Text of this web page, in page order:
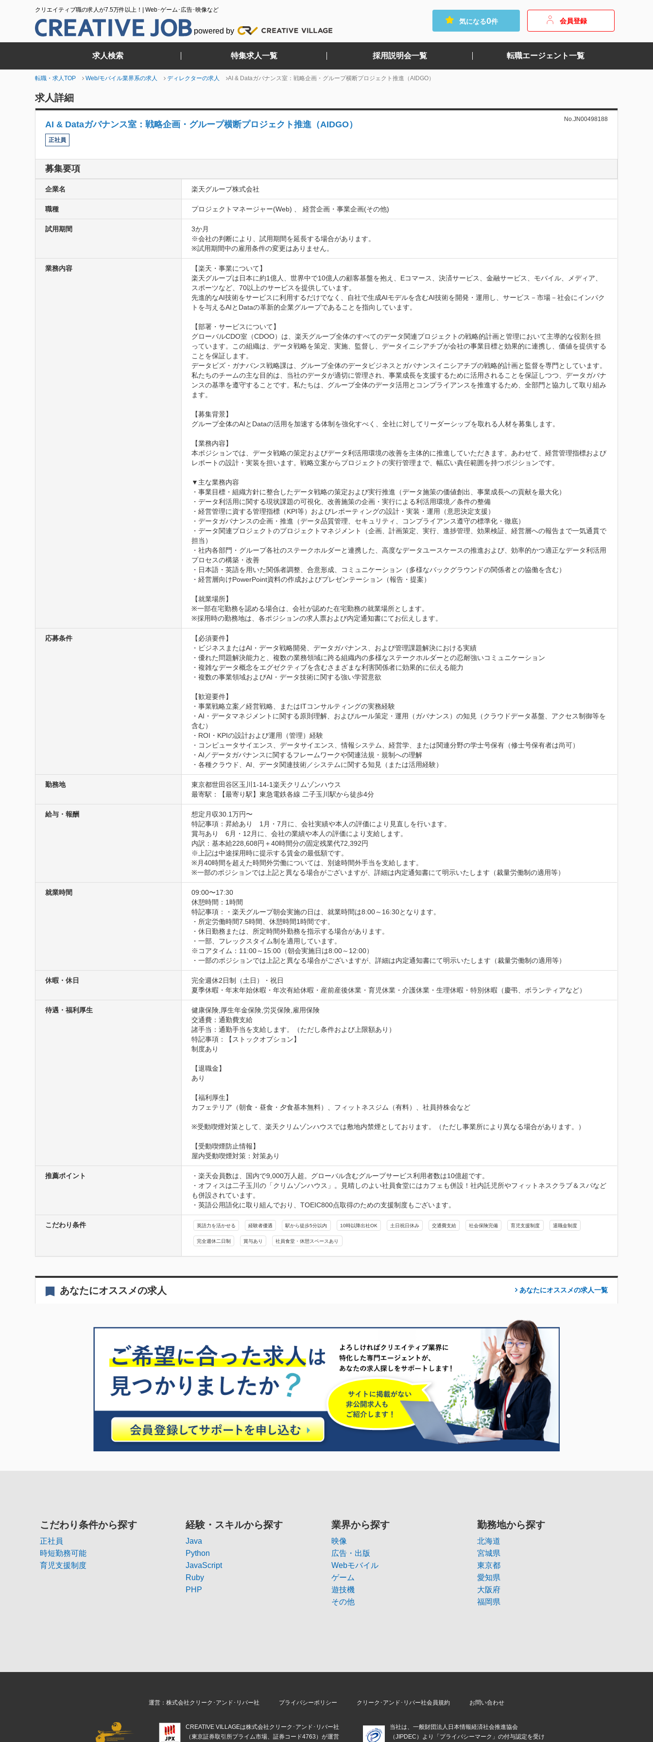
クリエイティブ職の求人が7.5万件以上！| Web･ゲーム･広告･映像など
powered by
気になる0件 会員登録
求人検索 特集求人一覧 採用説明会一覧 転職エージェント一覧
転職・求人TOP Web/モバイル業界系の求人 ディレクターの求人 AI & Dataガバナンス室：戦略企画・グループ横断プロジェクト推進（AIDGO）
求人詳細
AI & Dataガバナンス室：戦略企画・グループ横断プロジェクト推進（AIDGO）
No.JN00498188
正社員
募集要項
企業名 楽天グループ株式会社
職種 プロジェクトマネージャー(Web) 、 経営企画・事業企画(その他)
試用期間
3か月
※会社の判断により、試用期間を延長する場合があります。
※試用期間中の雇用条件の変更はありません。
業務内容
【楽天・事業について】
楽天グループは日本に約1億人、世界中で10億人の顧客基盤を抱え、Eコマース、決済サービス、金融サービス、モバイル、メディア、
スポーツなど、70以上のサービスを提供しています。
先進的なAI技術をサービスに利用するだけでなく、自社で生成AIモデルを含むAI技術を開発・運用し、サービス－市場－社会にインパク
トを与えるAIとDataの革新的企業グループであることを指向しています。
【部署・サービスについて】
グローバルCDO室（CDOO）は、楽天グループ全体のすべてのデータ関連プロジェクトの戦略的計画と管理において主導的な役割を担
っています。この組織は、データ戦略を策定、実施、監督し、データイニシアチブが会社の事業目標と効果的に連携し、価値を提供する
ことを保証します。
データビズ・ガナバンス戦略課は、グループ全体のデータビジネスとガバナンスイニシアチブの戦略的計画と監督を専門としています。
私たちのチームの主な目的は、当社のデータが適切に管理され、事業成長を支援するために活用されることを保証しつつ、データガバナ
ンスの基準を遵守することです。私たちは、グループ全体のデータ活用とコンプライアンスを推進するため、全部門と協力して取り組み
ます。
【募集背景】
グループ全体のAIとDataの活用を加速する体制を強化すべく、全社に対してリーダーシップを取れる人材を募集します。
【業務内容】
本ポジションでは、データ戦略の策定およびデータ利活用環境の改善を主体的に推進していただきます。あわせて、経営管理指標および
レポートの設計・実装を担います。戦略立案からプロジェクトの実行管理まで、幅広い責任範囲を持つポジションです。
▼主な業務内容
・事業目標・組織方針に整合したデータ戦略の策定および実行推進（データ施策の価値創出、事業成長への貢献を最大化）
・データ利活用に関する現状課題の可視化、改善施策の企画・実行による利活用環境／条件の整備
・経営管理に資する管理指標（KPI等）およびレポーティングの設計・実装・運用（意思決定支援）
・データガバナンスの企画・推進（データ品質管理、セキュリティ、コンプライアンス遵守の標準化・徹底）
・データ関連プロジェクトのプロジェクトマネジメント（企画、計画策定、実行、進捗管理、効果検証、経営層への報告まで一気通貫で
担当）
・社内各部門・グループ各社のステークホルダーと連携した、高度なデータユースケースの推進および、効率的かつ適正なデータ利活用
プロセスの構築・改善
・日本語・英語を用いた関係者調整、合意形成、コミュニケーション（多様なバックグラウンドの関係者との協働を含む）
・経営層向けPowerPoint資料の作成およびプレゼンテーション（報告・提案）
【就業場所】
※一部在宅勤務を認める場合は、会社が認めた在宅勤務の就業場所とします。
※採用時の勤務地は、各ポジションの求人票および内定通知書にてお伝えします。
応募条件
【必須要件】
・ビジネスまたはAI・データ戦略開発、データガバナンス、および管理課題解決における実績
・優れた問題解決能力と、複数の業務領域に跨る組織内の多様なステークホルダーとの忍耐強いコミュニケーション
・複雑なデータ概念をエグゼクティブを含むさまざまな利害関係者に効果的に伝える能力
・複数の事業領域およびAI・データ技術に関する強い学習意欲
【歓迎要件】
・事業戦略立案／経営戦略、またはITコンサルティングの実務経験
・AI・データマネジメントに関する原則理解、およびルール策定・運用（ガバナンス）の知見（クラウドデータ基盤、アクセス制御等を
含む）
・ROI・KPIの設計および運用（管理）経験
・コンピュータサイエンス、データサイエンス、情報システム、経営学、または関連分野の学士号保有（修士号保有者は尚可）
・AI／データガバナンスに関するフレームワークや関連法規・規制への理解
・各種クラウド、AI、データ関連技術／システムに関する知見（または活用経験）
勤務地
東京都世田谷区玉川1-14-1楽天クリムゾンハウス
最寄駅：【最寄り駅】東急電鉄各線 二子玉川駅から徒歩4分
給与・報酬
想定月収30.1万円〜
特記事項：昇給あり　1月・7月に、会社実績や本人の評価により見直しを行います。
賞与あり　6月・12月に、会社の業績や本人の評価により支給します。
内訳：基本給228,608円＋40時間分の固定残業代72,392円
※上記は中途採用時に提示する賃金の最低額です。
※月40時間を超えた時間外労働については、別途時間外手当を支給します。
※一部のポジションでは上記と異なる場合がございますが、詳細は内定通知書にて明示いたします（裁量労働制の適用等）
就業時間
09:00〜17:30
休憩時間：1時間
特記事項：・楽天グループ朝会実施の日は、就業時間は8:00～16:30となります。
・所定労働時間7.5時間、休憩時間1時間です。
・休日勤務または、所定時間外勤務を指示する場合があります。
・一部、フレックスタイム制を適用しています。
※コアタイム：11:00～15:00（朝会実施日は8:00～12:00）
・一部のポジションでは上記と異なる場合がございますが、詳細は内定通知書にて明示いたします（裁量労働制の適用等）
休暇・休日
完全週休2日制（土日）・祝日
夏季休暇・年末年始休暇・年次有給休暇・産前産後休業・育児休業・介護休業・生理休暇・特別休暇（慶弔、ボランティアなど）
待遇・福利厚生
健康保険,厚生年金保険,労災保険,雇用保険
交通費：通勤費支給
諸手当：通勤手当を支給します。（ただし条件および上限額あり）
特記事項：【ストックオプション】
制度あり
【退職金】
あり
【福利厚生】
カフェテリア（朝食・昼食・夕食基本無料）、フィットネスジム（有料）、社員持株会など
※受動喫煙対策として、楽天クリムゾンハウスでは敷地内禁煙としております。（ただし事業所により異なる場合があります。）
【受動喫煙防止情報】
屋内受動喫煙対策：対策あり
推薦ポイント
・楽天会員数は、国内で9,000万人超。グローバル含むグループサービス利用者数は10億超です。
・オフィスは二子玉川の「クリムゾンハウス」。見晴しのよい社員食堂にはカフェも併設！社内託児所やフィットネスクラブ＆スパなど
も併設されています。
・英語公用語化に取り組んでおり、TOEIC800点取得のための支援制度もございます。
こだわり条件 英語力を活かせる 経験者優遇 駅から徒歩5分以内 10時以降出社OK 土日祝日休み 交通費支給 社会保険完備 育児支援制度 退職金制度
完全週休二日制 賞与あり 社員食堂・休憩スペースあり
あなたにオススメの求人 あなたにオススメの求人一覧
こだわり条件から探す
正社員
時短勤務可能
育児支援制度
経験・スキルから探す
Java
Python
JavaScript
Ruby
PHP
業界から探す
映像
広告・出版
Webモバイル
ゲーム
遊技機
その他
勤務地から探す
北海道
宮城県
東京都
愛知県
大阪府
福岡県
運営：株式会社クリーク･アンド･リバー社 プライバシーポリシー クリーク･アンド･リバー社会員規約 お問い合わせ
CREATIVE VILLAGEは株式会社クリーク･アンド･リバー社
（東京証券取引所プライム市場、証券コード4763）が運営
当社は、一般財団法人日本情報経済社会推進協会
（JIPDEC）より「プライバシーマーク」の付与認定を受け